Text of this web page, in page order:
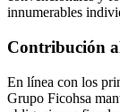
innumerables
Contribución
En línea con los
Grupo Ficohsa